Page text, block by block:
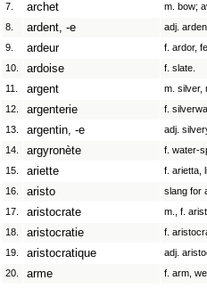
7.
archet
m. bow;
8.
ardent, -e
adj.
9.
ardeur
f. ardor,
10.
ardoise
f. slate.
11.
argent
m. silver,
12.
argenterie
f.
13.
argentin, -e
adj.
14.
argyronète
f. water-
15.
ariette
f. arietta,
16.
aristo
slang for
17.
aristocrate
m., f.
18.
aristocratie
f.
19.
aristocratique
adj.
20.
arme f. arm,